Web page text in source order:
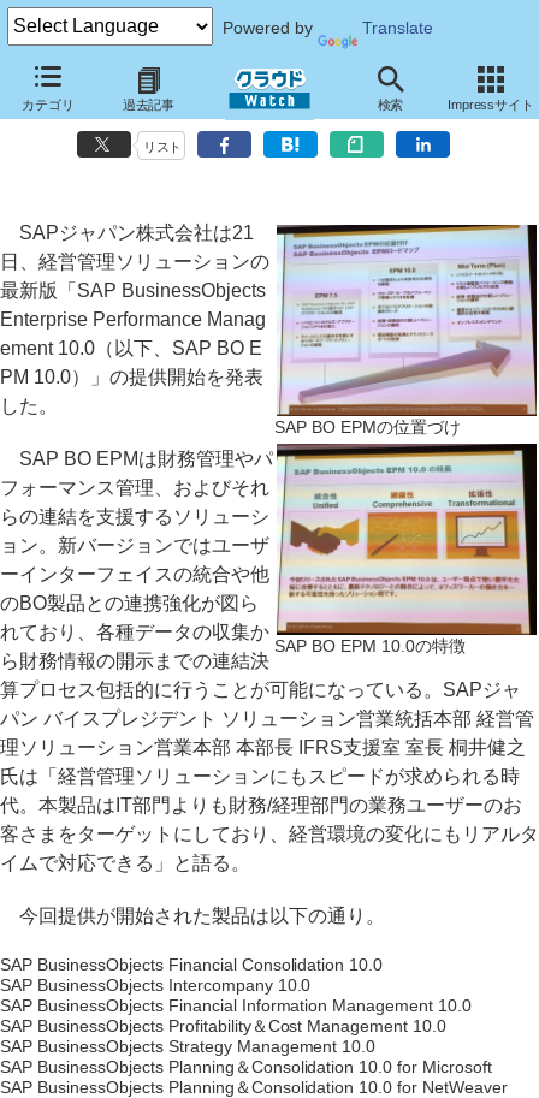
Powered by Translate
カテゴリ 過去記事 検索 Impressサイト
SAPジャパン、EPMソリューションの最新版を発表～BO製品との統合/
連携を強化
リスト
SAP BO EPMの位置づけ
SAP BO EPM 10.0の特徴
SAPジャパン株式会社は21
日、経営管理ソリューションの
最新版「SAP BusinessObjects
Enterprise Performance Manag
ement 10.0（以下、SAP BO E
PM 10.0）」の提供開始を発表
した。
SAP BO EPMは財務管理やパ
フォーマンス管理、およびそれ
らの連結を支援するソリューシ
ョン。新バージョンではユーザ
ーインターフェイスの統合や他
のBO製品との連携強化が図ら
れており、各種データの収集か
ら財務情報の開示までの連結決
算プロセス包括的に行うことが可能になっている。SAPジャ
パン バイスプレジデント ソリューション営業統括本部 経営管
理ソリューション営業本部 本部長 IFRS支援室 室長 桐井健之
氏は「経営管理ソリューションにもスピードが求められる時
代。本製品はIT部門よりも財務/経理部門の業務ユーザーのお
客さまをターゲットにしており、経営環境の変化にもリアルタ
イムで対応できる」と語る。
今回提供が開始された製品は以下の通り。
SAP BusinessObjects Financial Consolidation 10.0
SAP BusinessObjects Intercompany 10.0
SAP BusinessObjects Financial Information Management 10.0
SAP BusinessObjects Profitability＆Cost Management 10.0
SAP BusinessObjects Strategy Management 10.0
SAP BusinessObjects Planning＆Consolidation 10.0 for Microsoft
SAP BusinessObjects Planning＆Consolidation 10.0 for NetWeaver